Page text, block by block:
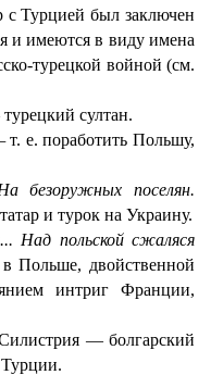
Турцией был заключен
и имеются в виду имена
турецкой войной (см.
султан.
т. е. поработить Польшу,
безоружных поселян.
и турок на Украину.
Над польской сжаляся
Польше, двойственной
интриг Франции,
— болгарский